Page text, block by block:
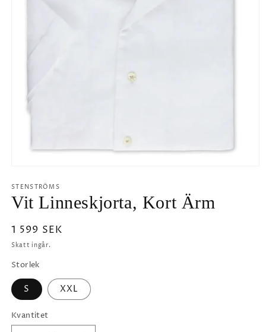
1
i
modalfönster
STENSTRÖMS
Vit Linneskjorta, Kort Ärm
Ordinarie
pris
1 599 SEK
Skatt ingår.
Storlek
S XXL
Kvantitet